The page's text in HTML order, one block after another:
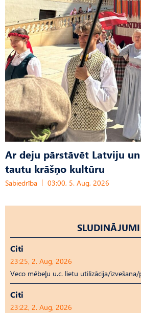
Ar deju pārstāvēt Latviju
tautu krāšņo kultūru
Sabiedrība 03:00, 5. Aug, 2026
SLUDINĀJUMI
Citi
23:25, 2. Aug, 2026
Veco mēbeļu u.c. lietu utilizācija/
Citi
23:22, 2. Aug, 2026